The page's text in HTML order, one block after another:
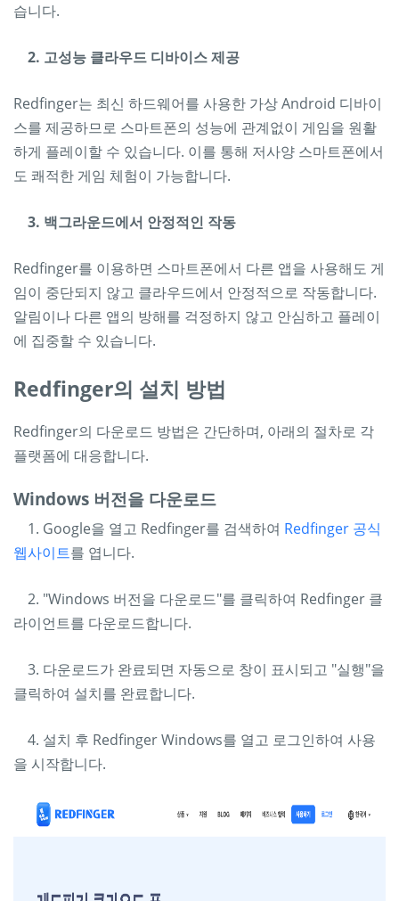
습니다.
2. 고성능 클라우드 디바이스 제공
Redfinger는 최신 하드웨어를 사용한 가상 Android 디바이
스를 제공하므로 스마트폰의 성능에 관계없이 게임을 원활
하게 플레이할 수 있습니다. 이를 통해 저사양 스마트폰에서
도 쾌적한 게임 체험이 가능합니다.
3. 백그라운드에서 안정적인 작동
Redfinger를 이용하면 스마트폰에서 다른 앱을 사용해도 게
임이 중단되지 않고 클라우드에서 안정적으로 작동합니다.
알림이나 다른 앱의 방해를 걱정하지 않고 안심하고 플레이
에 집중할 수 있습니다.
Redfinger의 설치 방법
Redfinger의 다운로드 방법은 간단하며, 아래의 절차로 각
플랫폼에 대응합니다.
Windows 버전을 다운로드
1. Google을 열고 Redfinger를 검색하여 Redfinger 공식
웹사이트를 엽니다.
2. "Windows 버전을 다운로드"를 클릭하여 Redfinger 클
라이언트를 다운로드합니다.
3. 다운로드가 완료되면 자동으로 창이 표시되고 "실행"을
클릭하여 설치를 완료합니다.
4. 설치 후 Redfinger Windows를 열고 로그인하여 사용
을 시작합니다.